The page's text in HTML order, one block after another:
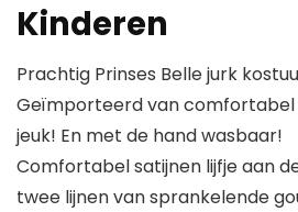
Kinderen
Prachtig Prinses Belle jurk
Geïmporteerd van comfortabel
jeuk! En met de hand wasbaar!
Comfortabel satijnen lijfje aan
twee lijnen van sprankelende